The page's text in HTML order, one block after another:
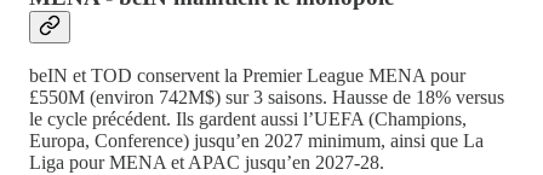
beIN et TOD conservent la Premier League MENA pour
£550M (environ 742M$) sur 3 saisons. Hausse de 18% versus
le cycle précédent. Ils gardent aussi l’UEFA (Champions,
Europa, Conference) jusqu’en 2027 minimum, ainsi que La
Liga pour MENA et APAC jusqu’en 2027-28.